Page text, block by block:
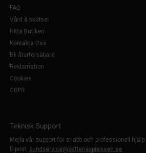
FAQ
Vård & skötsel
Hitta Butiken
Kontakta Oss
Bli återförsäljare
Reklamation
Cookies
GDPR
Teknisk Support
Mejla vår support för snabb och professionell hjälp.
E-post: kundservice@batteriexpressen.se